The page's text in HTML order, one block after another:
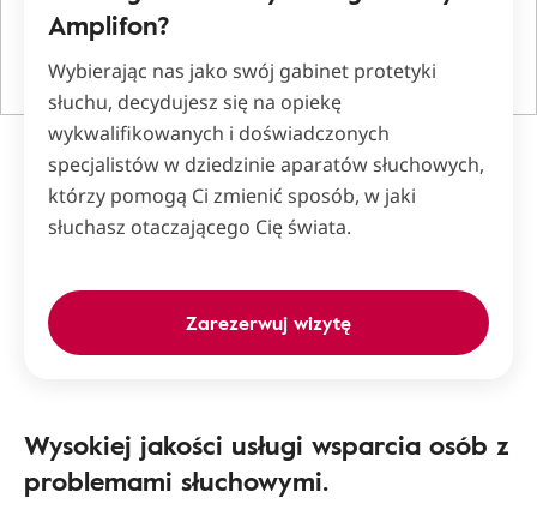
Amplifon?
Wybierając nas jako swój gabinet protetyki
słuchu, decydujesz się na opiekę
wykwalifikowanych i doświadczonych
specjalistów w dziedzinie aparatów słuchowych,
którzy pomogą Ci zmienić sposób, w jaki
słuchasz otaczającego Cię świata.
Zarezerwuj wizytę
Wysokiej jakości usługi wsparcia osób z
problemami słuchowymi.